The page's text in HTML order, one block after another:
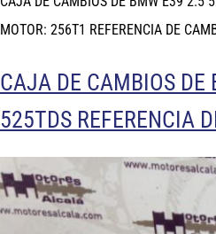
MOTOR: 256T1 REFERENCIA DE
CAJA DE CAMBIOS DE
525TDS REFERENCIA